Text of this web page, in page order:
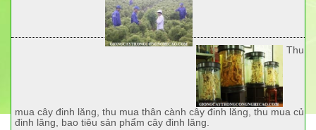
Thu
mua cây đinh lăng, thu mua thân cành cây đinh lăng, thu mua củ
đinh lăng, bao tiêu sản phẩm cây đinh lăng.